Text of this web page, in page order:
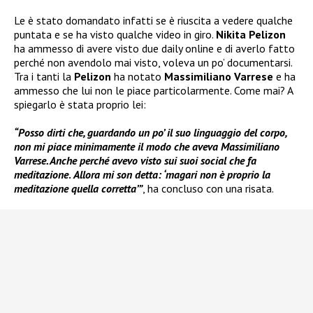
Le è stato domandato infatti se è riuscita a vedere qualche
puntata e se ha visto qualche video in giro. Nikita Pelizon
ha ammesso di avere visto due daily online e di averlo fatto
perché non avendolo mai visto, voleva un po’ documentarsi.
Tra i tanti la Pelizon ha notato Massimiliano Varrese e ha
ammesso che lui non le piace particolarmente. Come mai? A
spiegarlo è stata proprio lei:
“Posso dirti che, guardando un po’ il suo linguaggio del corpo,
non mi piace minimamente il modo che aveva Massimiliano
Varrese. Anche perché avevo visto sui suoi social che fa
meditazione.Allora mi son detta: ‘magari non è proprio la
meditazione quella corretta’”, ha concluso con una risata.